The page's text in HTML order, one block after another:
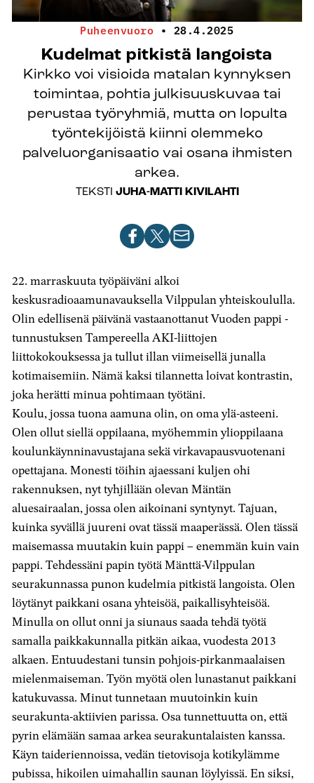
Puheenvuoro • 28.4.2025
Kudelmat pitkistä langoista
Kirkko voi visioida matalan kynnyksen
toimintaa, pohtia julkisuuskuvaa tai
perustaa työryhmiä, mutta on lopulta
työntekijöistä kiinni olemmeko
palveluorganisaatio vai osana ihmisten
arkea.
TEKSTI JUHA-MATTI KIVILAHTI
Jaa
artikkeli
Jaa
artikkeli
palvelussa
Jaa
artikkeli
22. marraskuuta työpäiväni alkoi
keskusradioaamunavauksella Vilppulan yhteiskoululla.
Olin edellisenä päivänä vastaanottanut Vuoden pappi -
tunnustuksen Tampereella AKI-liittojen
liittokokouksessa ja tullut illan viimeisellä junalla
kotimaisemiin. Nämä kaksi tilannetta loivat kontrastin,
joka herätti minua pohtimaan työtäni.
Koulu, jossa tuona aamuna olin, on oma ylä-asteeni.
Olen ollut siellä oppilaana, myöhemmin ylioppilaana
koulunkäynninavustajana sekä virkavapausvuotenani
opettajana. Monesti töihin ajaessani kuljen ohi
rakennuksen, nyt tyhjillään olevan Mäntän
aluesairaalan, jossa olen aikoinani syntynyt. Tajuan,
kuinka syvällä juureni ovat tässä maaperässä. Olen tässä
maisemassa muutakin kuin pappi – enemmän kuin vain
pappi. Tehdessäni papin työtä Mänttä-Vilppulan
seurakunnassa punon kudelmia pitkistä langoista. Olen
löytänyt paikkani osana yhteisöä, paikallisyhteisöä.
Minulla on ollut onni ja siunaus saada tehdä työtä
samalla paikkakunnalla pitkän aikaa, vuodesta 2013
alkaen. Entuudestani tunsin pohjois-pirkanmaalaisen
mielenmaiseman. Työn myötä olen lunastanut paikkani
katukuvassa. Minut tunnetaan muutoinkin kuin
seurakunta-aktiivien parissa. Osa tunnettuutta on, että
pyrin elämään samaa arkea seurakuntalaisten kanssa.
Käyn taideriennoissa, vedän tietovisoja kotikylämme
pubissa, hikoilen uimahallin saunan löylyissä. En siksi,